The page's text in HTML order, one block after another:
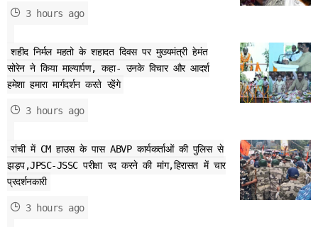
3 hours ago
शहीद निर्मल महतो के शहादत दिवस पर मुख्यमंत्री हेमंत
सोरेन ने किया माल्यार्पण, कहा- उनके विचार और आदर्श
हमेशा हमारा मार्गदर्शन करते रहेंगे
3 hours ago
रांची में CM हाउस के पास ABVP कार्यकर्ताओं की पुलिस से
झड़प,JPSC-JSSC परीक्षा रद करने की मांग,हिरासत में चार
प्रदर्शनकारी
3 hours ago